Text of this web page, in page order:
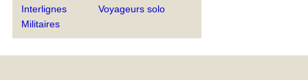
Interlignes
Militaires
Voyageurs solo